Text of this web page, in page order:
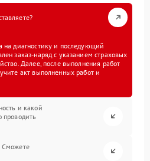
на диагностику и последующий
заказ-наряд с указанием страховых
Далее, после выполнения работ
акт выполненных работ и
и какой
проводить
Сможете